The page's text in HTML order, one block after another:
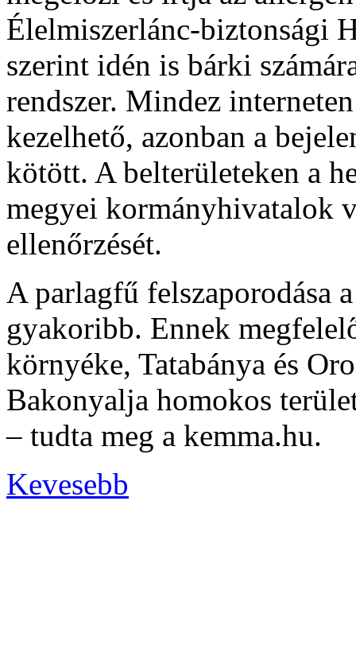
Élelmiszerlánc-biztonsági
szerint idén is bárki
rendszer. Mindez
kezelhető, azonban a
kötött. A belterületeken a
megyei kormányhivatalok
ellenőrzését.
A parlagfű felszaporodása
gyakoribb. Ennek
környéke, Tatabánya és
Bakonyalja homokos
– tudta meg a kemma.hu.
Kevesebb